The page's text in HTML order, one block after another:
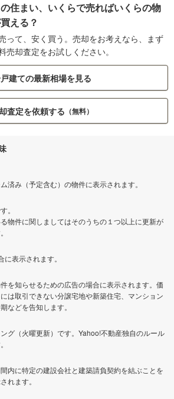
住まい、いくらで売ればいくらの物
える？
って、安く買う。売却をお考えなら、まず
売却査定をお試しください。
建ての最新相場を見る
査定を依頼する （無料）
済み（予定含む）の物件に表示されます。
。
物件に関しましてはそのうちの１つ以上に更新が
表示されます。
を知らせるための広告の場合に表示されます。価
は取引できない分譲宅地や新築住宅、マンション
などを告知します。
グ（火曜更新）です。Yahoo!不動産独自のルール
内に特定の建設会社と建築請負契約を結ぶことを
れます。